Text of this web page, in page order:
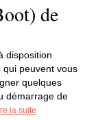
de
disposition
qui peuvent vous
quelques
démarrage de
la suite